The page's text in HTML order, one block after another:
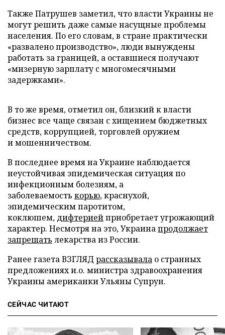
Также Патрушев заметил, что власти Украины не
могут решить даже самые насущные проблемы
населения. По его словам, в стране практически
«развалено производство», люди вынуждены
работать за границей, а оставшиеся получают
«мизерную зарплату с многомесячными
задержками».
В то же время, отметил он, близкий к власти
бизнес все чаще связан с хищением бюджетных
средств, коррупцией, торговлей оружием
и мошенничеством.
В последнее время на Украине наблюдается
неустойчивая эпидемическая ситуация по
инфекционным болезням, а
заболеваемость корью, краснухой,
эпидемическим паротитом,
коклюшем, дифтериейприобретает угрожающий
характер. Несмотря на это, Украинапродолжает
запрещать лекарства из России.
Ранее газета ВЗГЛЯД рассказывала о странных
предложениях и.о. министра здравоохранения
Украины американки Ульяны Супрун.
СЕЙЧАС ЧИТАЮТ